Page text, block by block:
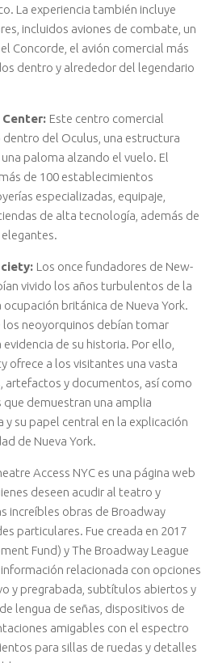
La experiencia también incluye
incluidos aviones de combate, un
Concorde, el avión comercial más
dentro y alrededor del legendario
Este centro comercial
del Oculus, una estructura
paloma alzando el vuelo. El
de 100 establecimientos
especializadas, equipaje,
de alta tecnología, además de
Los once fundadores de New-
vivido los años turbulentos de la
británica de Nueva York.
los neoyorquinos debían tomar
de su historia. Por ello,
ofrece a los visitantes una vasta
artefactos y documentos, así como
demuestran una amplia
su papel central en la explicación
de Nueva York.
Access NYC es una página web
deseen acudir al teatro y
increíbles obras de Broadway
particulares. Fue creada en 2017
Fund) y The Broadway League
relacionada con opciones
y pregrabada, subtítulos abiertos y
lengua de señas, dispositivos de
amigables con el espectro
para sillas de ruedas y detalles